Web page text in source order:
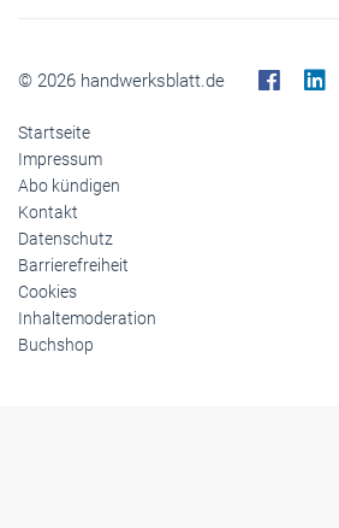
© 2026 handwerksblatt.de
Startseite
Impressum
Abo kündigen
Kontakt
Datenschutz
Barrierefreiheit
Cookies
Inhaltemoderation
Buchshop